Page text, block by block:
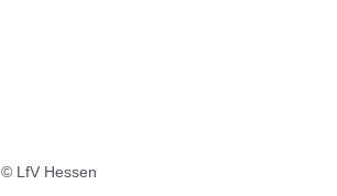
© LfV Hessen